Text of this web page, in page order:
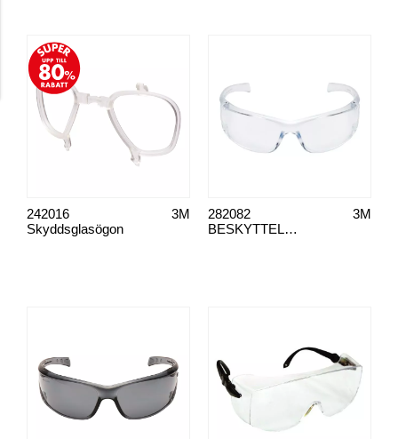
Skyddsglasögon
3M
242016
BESKYTTELSESBRILLER VIRTUA AP KLAR
3M
282082